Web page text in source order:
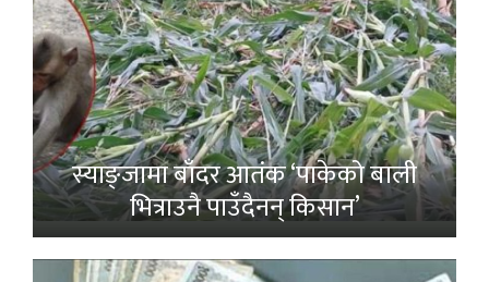
स्याङ्जामा बाँदर आतंक ‘पाकेको बाली
भित्राउनै पाउँदैनन् किसान’